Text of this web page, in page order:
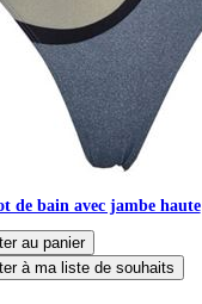
de bain avec jambe haute